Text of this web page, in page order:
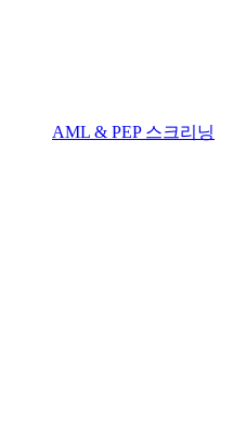
AML & PEP 스크리닝